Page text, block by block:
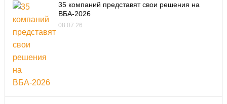
35 компаний представят свои решения на
ВБА-2026
08.07.26